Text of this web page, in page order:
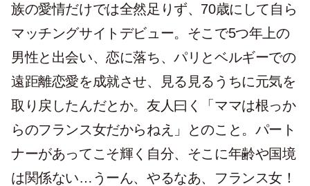
族の愛情だけでは全然足りず、70歳にして自ら
マッチングサイトデビュー。そこで5つ年上の
男性と出会い、恋に落ち、パリとベルギーでの
遠距離恋愛を成就させ、見る見るうちに元気を
取り戻したんだとか。友人曰く「ママは根っか
らのフランス女だからねえ」とのこと。パート
ナーがあってこそ輝く自分、そこに年齢や国境
は関係ない…うーん、やるなあ、フランス女！